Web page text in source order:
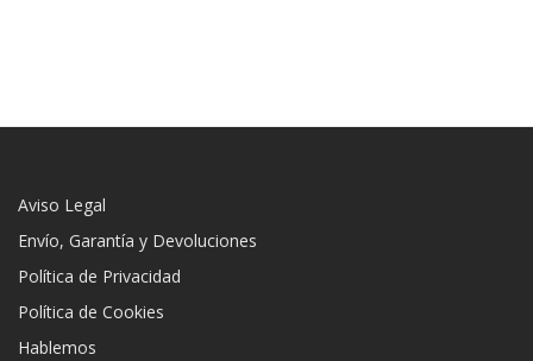
Aviso Legal
Envío, Garantía y Devoluciones
Política de Privacidad
Política de Cookies
Hablemos